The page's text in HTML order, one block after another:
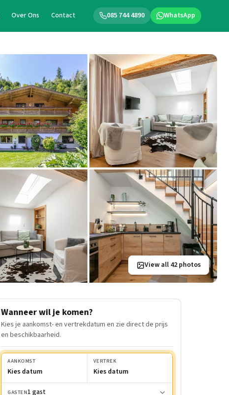
085 744 4890 WhatsApp
Over Ons Contact
View all 42 photos
Wanneer wil je komen?
Kies je aankomst- en vertrekdatum en zie direct de prijs
en beschikbaarheid.
AANKOMST
Kies datum
VERTREK
Kies datum
GASTEN1 gast